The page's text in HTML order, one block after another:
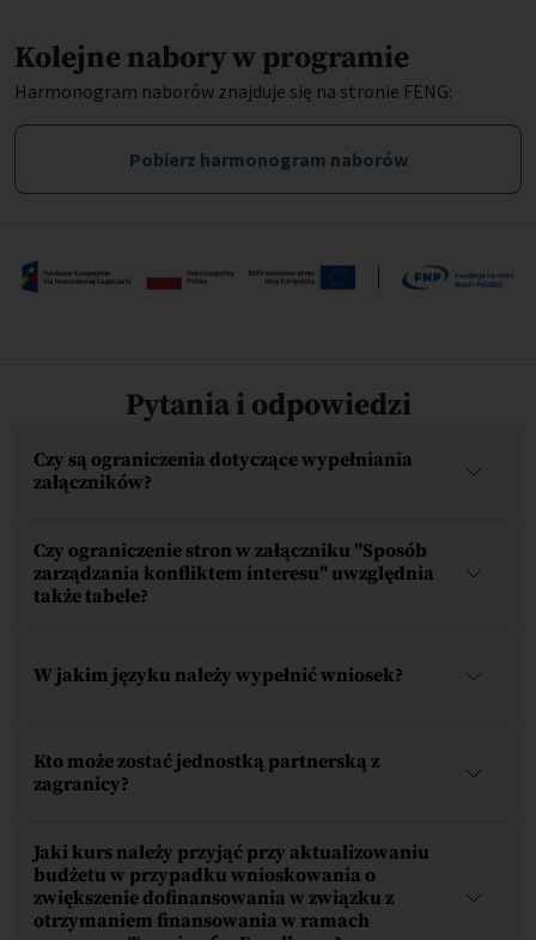
Kolejne nabory w programie
Harmonogram naborów znajduje się na stronie FENG:
Pobierz harmonogram naborów
Pytania i odpowiedzi
Czy są ograniczenia dotyczące wypełniania
załączników?
Czy ograniczenie stron w załączniku "Sposób
zarządzania konfliktem interesu" uwzględnia
także tabele?
W jakim języku należy wypełnić wniosek?
Kto może zostać jednostką partnerską z
zagranicy?
Jaki kurs należy przyjąć przy aktualizowaniu
budżetu w przypadku wnioskowania o
zwiększenie dofinansowania w związku z
otrzymaniem finansowania w ramach